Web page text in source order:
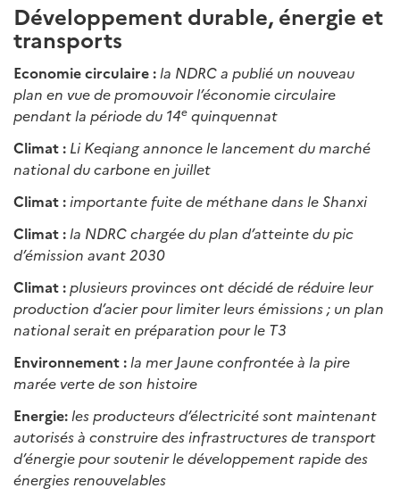
Développement durable, énergie et
transports
Economie circulaire : la NDRC a publié un nouveau
plan en vue de promouvoir l’économie circulaire
pendant la période du 14e quinquennat
Climat : Li Keqiang annonce le lancement du marché
national du carbone en juillet
Climat : importante fuite de méthane dans le Shanxi
Climat : la NDRC chargée du plan d’atteinte du pic
d’émission avant 2030
Climat : plusieurs provinces ont décidé de réduire leur
production d’acier pour limiter leurs émissions ; un plan
national serait en préparation pour le T3
Environnement : la mer Jaune confrontée à la pire
marée verte de son histoire
Energie: les producteurs d’électricité sont maintenant
autorisés à construire des infrastructures de transport
d’énergie pour soutenir le développement rapide des
énergies renouvelables